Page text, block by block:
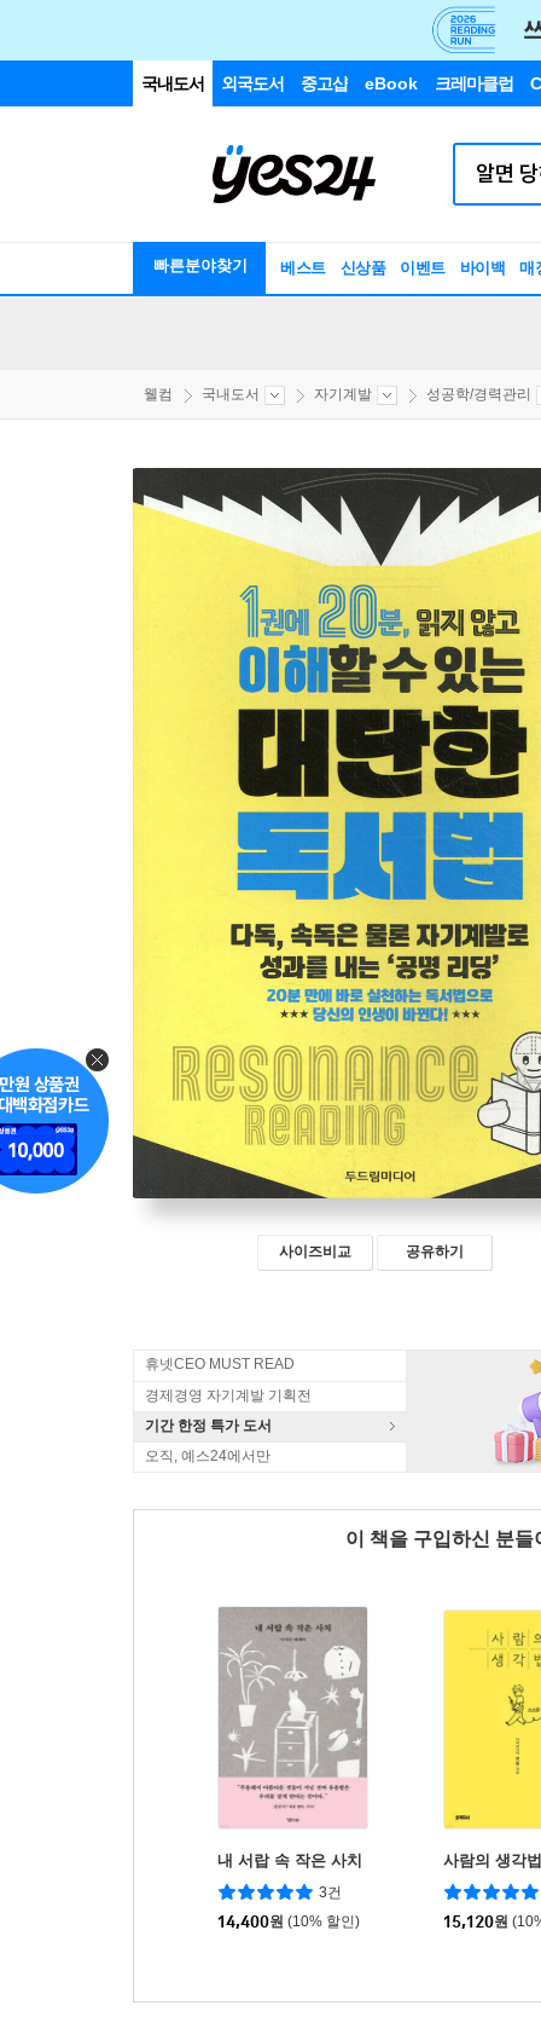
국내도서 외국도서 중고샵 eBook 크레마클럽
빠른분야찾기 베스트 신상품 이벤트 바이백 매
웰컴 국내도서 자기계발 성공학/경력관리
사이즈비교 공유하기
휴넷CEO MUST READ
경제경영 자기계발 기획전
기간 한정 특가 도서
오직, 예스24에서만
이 책을 구입하신 분
내 서랍 속 작은 사치
3건
14,400원 (10% 할인)
사람의 생각법
15,120원